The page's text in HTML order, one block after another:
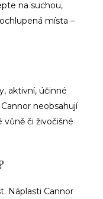
na suchou,
místa –
aktivní, účinné
neobsahují
či živočišné
Náplasti Cannor